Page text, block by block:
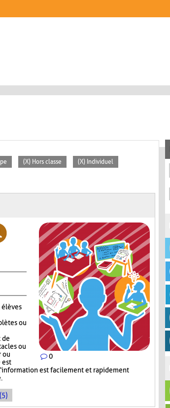
(X) Hors classe (X) Individuel
0
ou
de
ou
ou
est
est facilement et rapidement